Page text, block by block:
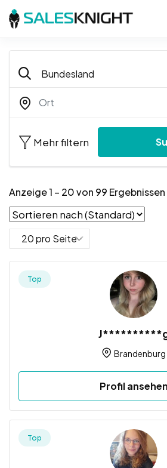
Mehr filtern
Anzeige1 – 20von 99 Ergebnissen
Top
Brandenburg
Profil ansehen
Top